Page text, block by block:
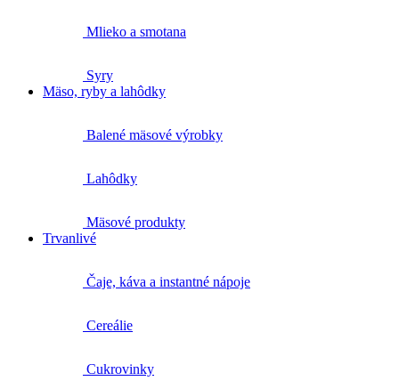
Mlieko a smotana
Syry
Mäso, ryby a lahôdky
Balené mäsové výrobky
Lahôdky
Mäsové produkty
Trvanlivé
Čaje, káva a instantné nápoje
Cereálie
Cukrovinky